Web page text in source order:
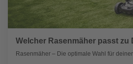
Welcher Rasenmäher passt zu
Rasenmäher – Die optimale Wahl für